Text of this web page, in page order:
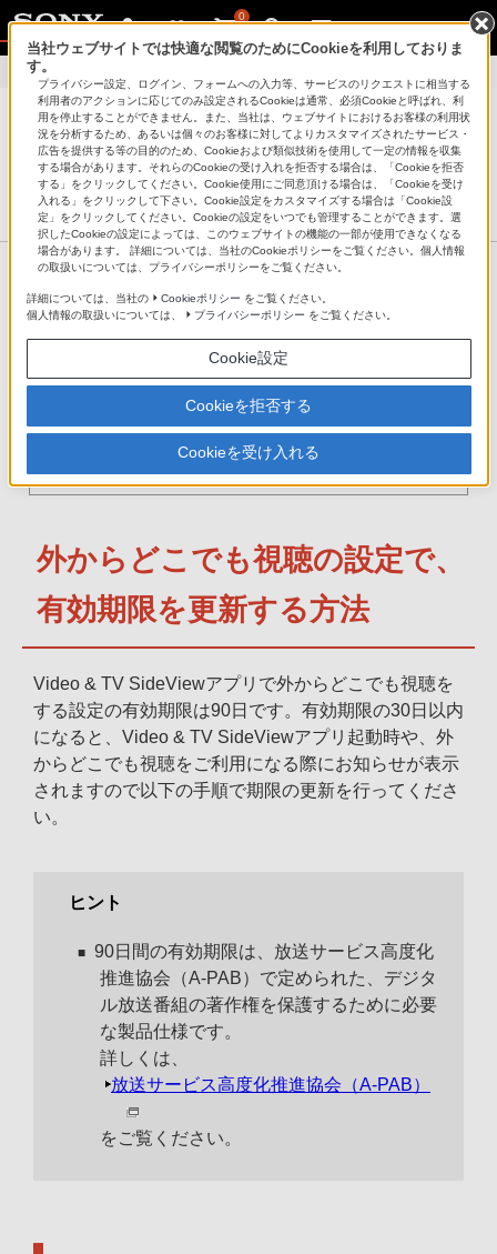
0
困ったときは
サポート・お問い合わせ
使いこなしガイド 対応機器 困ったときは
「Video & TV SideView」アプリサービス終了の
お知らせ
詳しくは、以下のリンク先ページをご覧くださ
「Video & TV SideView」アプリ サービス終了
（2027年3月30日）のお知らせ
外からどこでも視聴の設定で、
有効期限を更新する方法
Video & TV SideViewアプリで外からどこでも視聴を
する設定の有効期限は90日です。有効期限の30日以内
になると、Video & TV SideViewアプリ起動時や、外
からどこでも視聴をご利用になる際にお知らせが表示
されますので以下の手順で期限の更新を行ってくださ
い。
ヒント
90日間の有効期限は、放送サービス高度化
推進協会（A-PAB）で定められた、デジタ
ル放送番組の著作権を保護するために必要
な製品仕様です。
詳しくは、
放送サービス高度化推進協会（A-PAB）
をご覧ください。
当社ウェブサイトでは快適な閲覧のためにCookieを利用しておりま
す。
プライバシー設定、ログイン、フォームへの入力等、サービスのリクエストに相当する
利用者のアクションに応じてのみ設定されるCookieは通常、必須Cookieと呼ばれ、利
用を停止することができません。また、当社は、ウェブサイトにおけるお客様の利用状
況を分析するため、あるいは個々のお客様に対してよりカスタマイズされたサービス・
広告を提供する等の目的のため、Cookieおよび類似技術を使用して一定の情報を収集
する場合があります。それらのCookieの受け入れを拒否する場合は、「Cookieを拒否
する」をクリックしてください。Cookie使用にご同意頂ける場合は、「Cookieを受け
入れる」をクリックして下さい。Cookie設定をカスタマイズする場合は「Cookie設
定」をクリックしてください。Cookieの設定をいつでも管理することができます。選
択したCookieの設定によっては、このウェブサイトの機能の一部が使用できなくなる
場合があります。 詳細については、当社のCookieポリシーをご覧ください。個人情報
の取扱いについては、プライバシーポリシーをご覧ください。
詳細については、当社の Cookieポリシー をご覧ください。
個人情報の取扱いについては、
プライバシーポリシー をご覧ください。
Cookie設定
Cookieを拒否する
Cookieを受け入れる